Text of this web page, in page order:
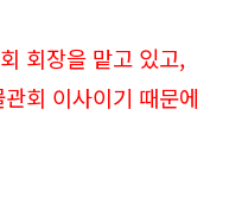
회장을 맡고 있고,
회 이사이기 때문에